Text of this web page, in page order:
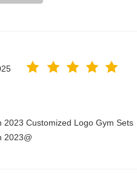
Customized Logo Gym Sets
2023@